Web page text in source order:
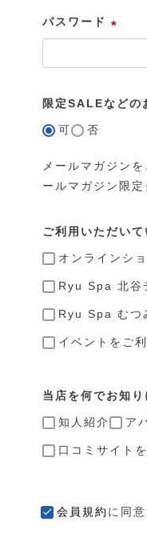
パスワード
必
)
限定SALEなどの
可 否
メールマガジン
ールマガジン限
ご利用いただいて
オンラインシ
Ryu Spa 北谷
Ryu Spa むつ
イベントをご
当店を何でお知
知人紹介 ア
口コミサイト
会員規約 に同意